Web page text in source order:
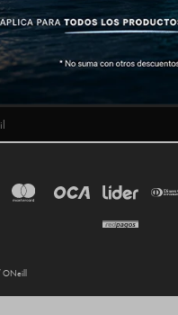
NEWSLETTER
¡Suscribite y recibí todas nuestras
ONeill